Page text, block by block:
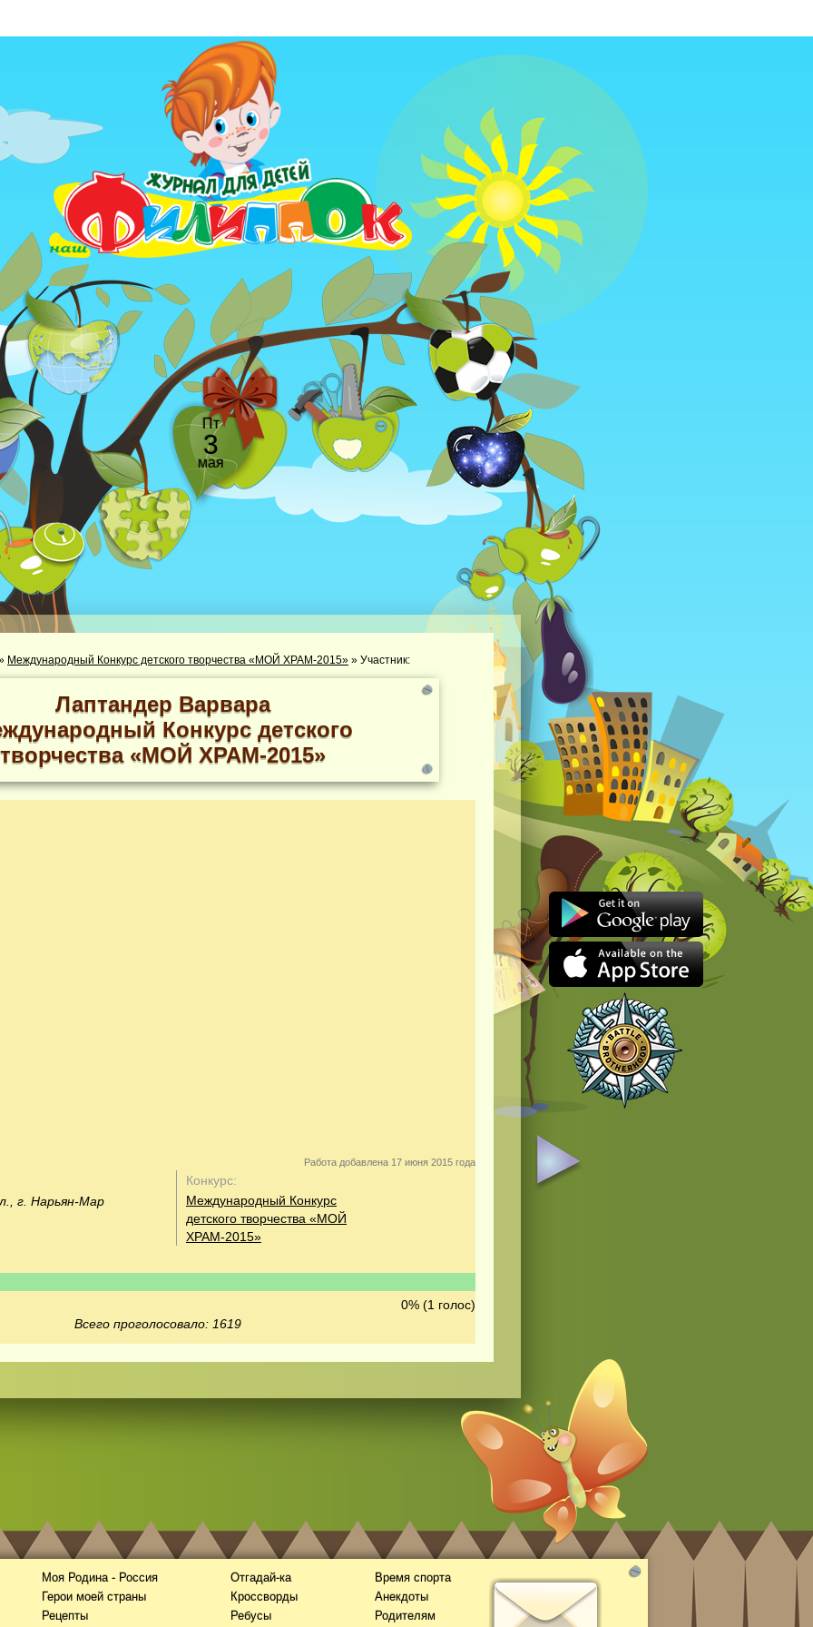
Пт
3
мая
Международный Конкурс детского творчества «МОЙ ХРАМ-2015» »
Лаптандер Варвара
Конкурс детского
творчества «МОЙ ХРАМ-2015»
Работа добавлена 17 июня 2015 года
г. Нарьян-Мар
Конкурс:
Международный Конкурс
детского творчества «МОЙ
ХРАМ-2015»
0% (1 голос)
Всего проголосовало: 1619
Моя Родина - Россия
Герои моей страны
Рецепты
Отгадай-ка
Кроссворды
Ребусы
Время спорта
Анекдоты
Родителям